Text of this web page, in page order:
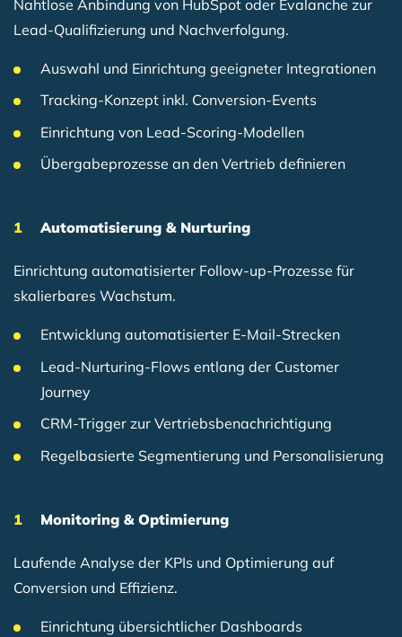
Nahtlose Anbindung von HubSpot oder Evalanche zur
Lead-Qualifizierung und Nachverfolgung.
Auswahl und Einrichtung geeigneter Integrationen
Tracking-Konzept inkl. Conversion-Events
Einrichtung von Lead-Scoring-Modellen
Übergabeprozesse an den Vertrieb definieren
Automatisierung & Nurturing
Einrichtung automatisierter Follow-up-Prozesse für
skalierbares Wachstum.
Entwicklung automatisierter E-Mail-Strecken
Lead-Nurturing-Flows entlang der Customer
Journey
CRM-Trigger zur Vertriebsbenachrichtigung
Regelbasierte Segmentierung und Personalisierung
Monitoring & Optimierung
Laufende Analyse der KPIs und Optimierung auf
Conversion und Effizienz.
Einrichtung übersichtlicher Dashboards